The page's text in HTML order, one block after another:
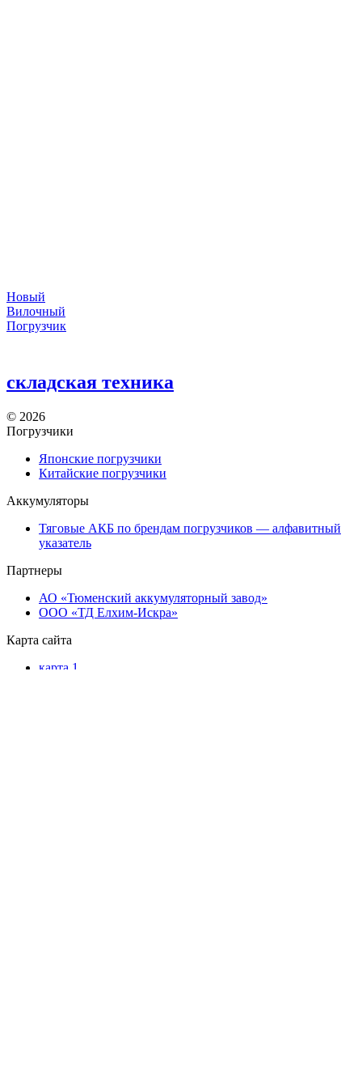
Новый
Вилочный
Погрузчик
складская техника
© 2026
Погрузчики
Японские погрузчики
Китайские погрузчики
Аккумуляторы
Тяговые АКБ по брендам погрузчиков — алфавитный
указатель
Партнеры
АО «Тюменский аккумуляторный завод»
ООО «ТД Елхим-Искра»
Карта сайта
карта 1